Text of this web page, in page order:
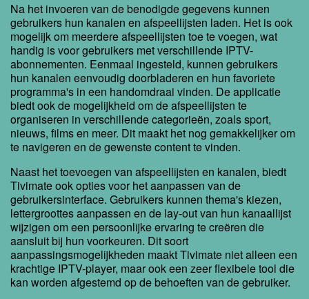
Na het invoeren van de benodigde gegevens kunnen
gebruikers hun kanalen en afspeellijsten laden. Het is ook
mogelijk om meerdere afspeellijsten toe te voegen, wat
handig is voor gebruikers met verschillende IPTV-
abonnementen. Eenmaal ingesteld, kunnen gebruikers
hun kanalen eenvoudig doorbladeren en hun favoriete
programma's in een handomdraai vinden. De applicatie
biedt ook de mogelijkheid om de afspeellijsten te
organiseren in verschillende categorieën, zoals sport,
nieuws, films en meer. Dit maakt het nog gemakkelijker om
te navigeren en de gewenste content te vinden.
Naast het toevoegen van afspeellijsten en kanalen, biedt
Tivimate ook opties voor het aanpassen van de
gebruikersinterface. Gebruikers kunnen thema's kiezen,
lettergroottes aanpassen en de lay-out van hun kanaallijst
wijzigen om een persoonlijke ervaring te creëren die
aansluit bij hun voorkeuren. Dit soort
aanpassingsmogelijkheden maakt Tivimate niet alleen een
krachtige IPTV-player, maar ook een zeer flexibele tool die
kan worden afgestemd op de behoeften van de gebruiker.